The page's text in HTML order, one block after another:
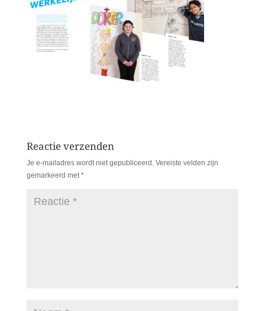
Reactie verzenden
Je e-mailadres wordt niet gepubliceerd. Vereiste velden zijn
gemarkeerd met*